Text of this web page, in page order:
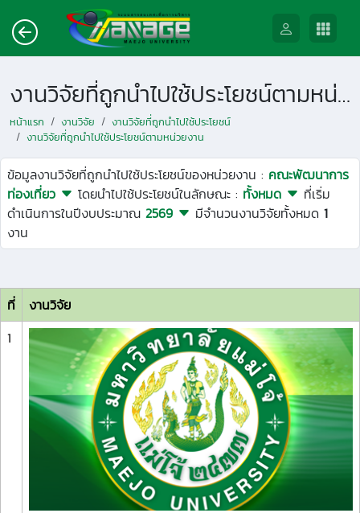
งานวิจัยที่ถูกนำไปใช้ประโยชน์ตามหน่วยงาน
หน้าแรก งานวิจัย
งานวิจัยที่ถูกนำไปใช้ประโยชน์
งานวิจัยที่ถูกนำไปใช้ประโยชน์ตามหน่วยงาน
ข้อมูลงานวิจัยที่ถูกนำไปใช้ประโยชน์ของหน่วยงาน : คณะพัฒนาการ
ท่องเที่ยว
โดยนำไปใช้ประโยชน์ในลักษณะ : ทั้งหมด
ที่เริ่ม
ดำเนินการในปีงบประมาณ 2569 มีจำนวนงานวิจัยทั้งหมด 1
งาน
ที่
งานวิจัย
1